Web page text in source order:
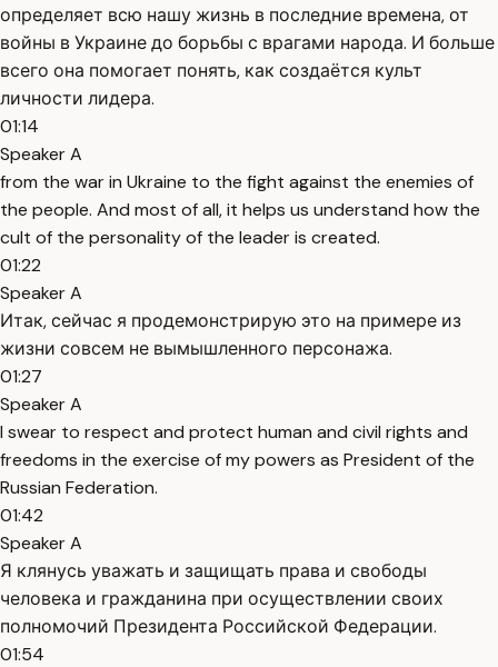
определяет всю нашу жизнь в последние времена, от
войны в Украине до борьбы с врагами народа. И больше
всего она помогает понять, как создаётся культ
личности лидера.
01:14
Speaker A
from the war in Ukraine to the fight against the enemies of
the people. And most of all, it helps us understand how the
cult of the personality of the leader is created.
01:22
Speaker A
Итак, сейчас я продемонстрирую это на примере из
жизни совсем не вымышленного персонажа.
01:27
Speaker A
I swear to respect and protect human and civil rights and
freedoms in the exercise of my powers as President of the
Russian Federation.
01:42
Speaker A
Я клянусь уважать и защищать права и свободы
человека и гражданина при осуществлении своих
полномочий Президента Российской Федерации.
01:54